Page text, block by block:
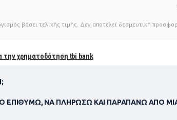
την χρηματοδότηση tbi bank
ΕΠΙΘΥΜΏ, ΝΑ ΠΛΗΡΏΣΩ ΚΑΙ ΠΑΡΑΠΆΝΩ ΑΠΌ
βάσει τελικής τιμής. Δεν αποτελεί δεσμευτική